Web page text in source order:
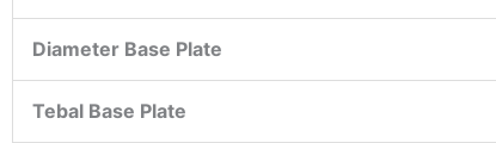
Diameter Base Plate
Tebal Base Plate